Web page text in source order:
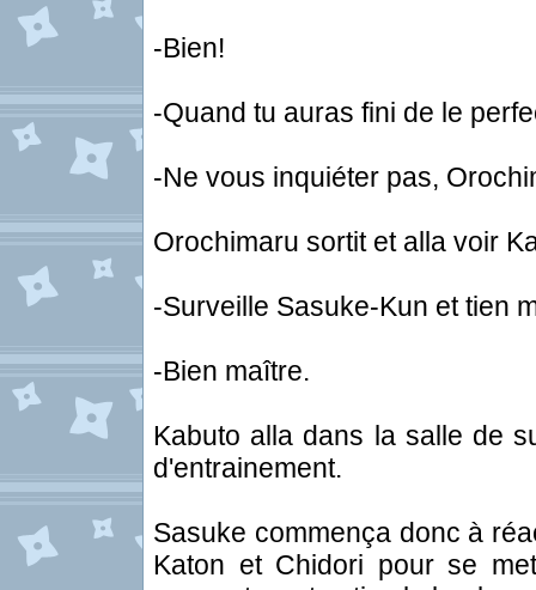
-Bien!
-Quand tu auras fini de le
-Ne vous inquiéter pas,
Orochimaru sortit et alla voir
-Surveille Sasuke-Kun et tien
-Bien maître.
Kabuto alla dans la salle de
d'entrainement.
Sasuke commença donc à
Katon et Chidori pour se